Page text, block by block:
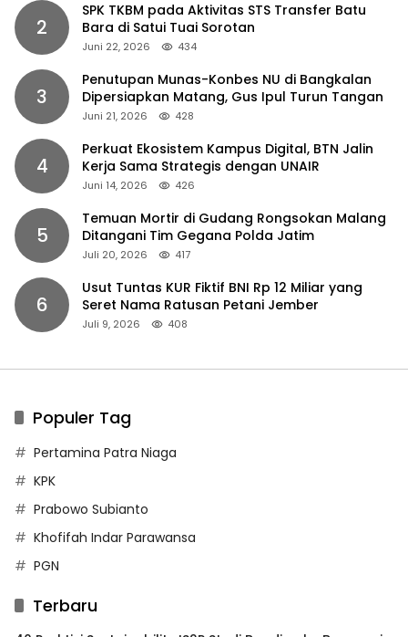
2
SPK TKBM pada Aktivitas STS Transfer Batu
Bara di Satui Tuai Sorotan
Juni 22, 2026 434
3
Penutupan Munas-Konbes NU di Bangkalan
Dipersiapkan Matang, Gus Ipul Turun Tangan
Juni 21, 2026 428
4
Perkuat Ekosistem Kampus Digital, BTN Jalin
Kerja Sama Strategis dengan UNAIR
Juni 14, 2026 426
5
Temuan Mortir di Gudang Rongsokan Malang
Ditangani Tim Gegana Polda Jatim
Juli 20, 2026 417
6
Usut Tuntas KUR Fiktif BNI Rp 12 Miliar yang
Seret Nama Ratusan Petani Jember
Juli 9, 2026 408
Populer Tag
Pertamina Patra Niaga
KPK
Prabowo Subianto
Khofifah Indar Parawansa
PGN
Terbaru